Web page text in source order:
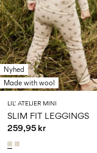
Nyhed
Made with wool
LIL' ATELIER MINI
SLIM FIT LEGGINGS
259,95 kr